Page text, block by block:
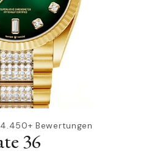
4.450+ Bewertungen
36